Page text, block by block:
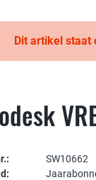
Dit artikel staat
SW10662